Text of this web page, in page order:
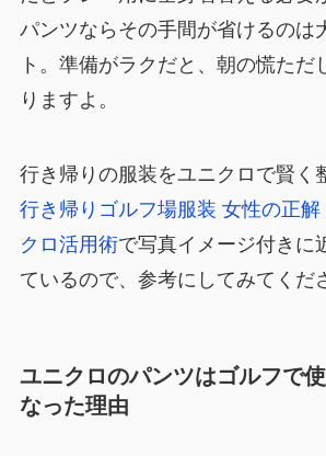
パンツならその手間が省けるのは
ト。準備がラクだと、朝の慌ただ
りますよ。
行き帰りの服装をユニクロで賢く
行き帰りゴルフ場服装 女性の正解
クロ活用術で写真イメージ付きに
ているので、参考にしてみてくだ
ユニクロのパンツはゴルフで
なった理由